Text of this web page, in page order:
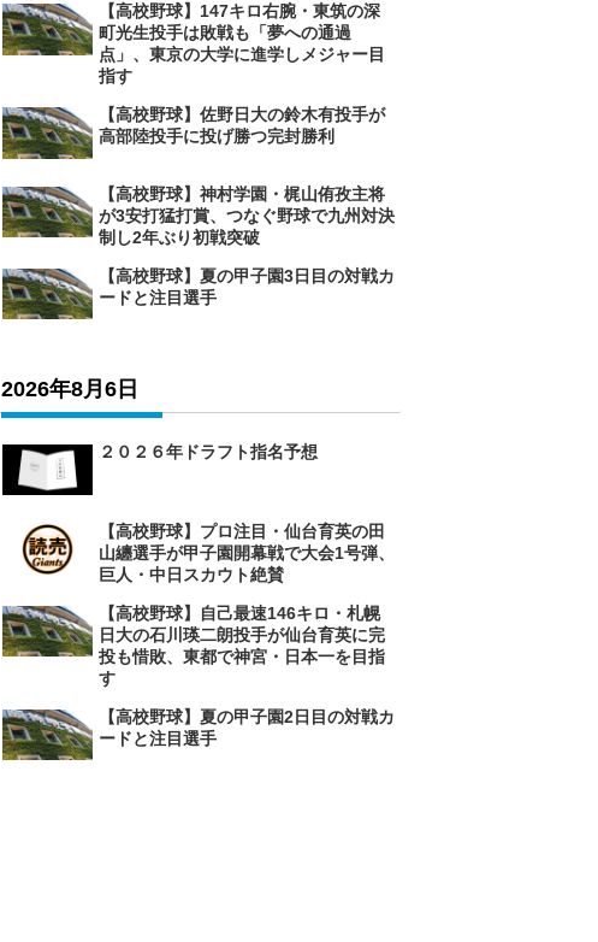
【高校野球】147キロ右腕・東筑の深
町光生投手は敗戦も「夢への通過
点」、東京の大学に進学しメジャー目
指す
【高校野球】佐野日大の鈴木有投手が
高部陸投手に投げ勝つ完封勝利
【高校野球】神村学園・梶山侑孜主将
が3安打猛打賞、つなぐ野球で九州対決
制し2年ぶり初戦突破
【高校野球】夏の甲子園3日目の対戦カ
ードと注目選手
2026年8月6日
２０２６年ドラフト指名予想
【高校野球】プロ注目・仙台育英の田
山纏選手が甲子園開幕戦で大会1号弾、
巨人・中日スカウト絶賛
【高校野球】自己最速146キロ・札幌
日大の石川瑛二朗投手が仙台育英に完
投も惜敗、東都で神宮・日本一を目指
す
【高校野球】夏の甲子園2日目の対戦カ
ードと注目選手